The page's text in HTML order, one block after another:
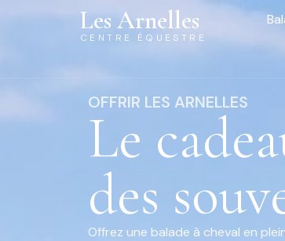
Les Arnelles
CENTRE ÉQUESTRE
OFFRIR LES ARNELLES
Le
des
Offrez une balade à cheval en